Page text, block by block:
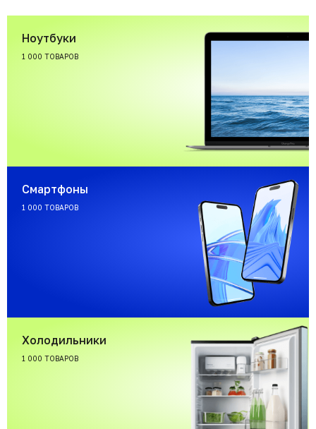
Ноутбуки
1 000 ТОВАРОВ
Смартфоны
1 000 ТОВАРОВ
Холодильники
1 000 ТОВАРОВ